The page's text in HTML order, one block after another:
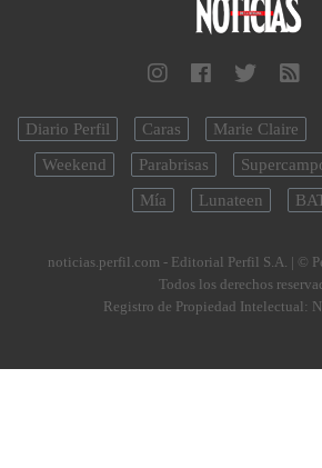
Diario Perfil Caras Marie Claire
Weekend
Parabrisas
Mía
Lunateen
noticias.perfil.com - Editorial Perfil S.A. | ©
Todos los derechos
Registro de Propiedad Intelectual: